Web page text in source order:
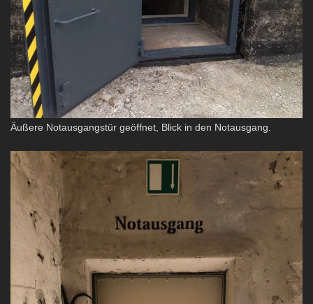
Äußere Notausgangstür geöffnet, Blick in den Notausgang.